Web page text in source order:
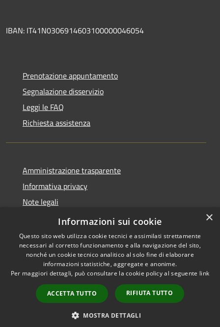
IBAN: IT41N0306914603100000046054
Prenotazione appuntamento
Segnalazione disservizio
Leggi le FAQ
Richiesta assistenza
Amministrazione trasparente
Informativa privacy
Note legali
Dichiarazione di accessibilità
Accessibilità
Copyright © 2026 • Comune di
Torre Cajetani • Powered by
Municipium•
Accesso
redazione
×
Informazioni sui cookie
Questo sito web utilizza cookie tecnici e assimilati strettamente
necessari al corretto funzionamento e alla navigazione del sito,
nonché un cookie tecnico analitico al solo fine di elaborare
informazioni statistiche, aggregate e anonime.
Per maggiori dettagli, può consultare la cookie policy al seguente link
ACCETTA TUTTO RIFIUTA TUTTO
MOSTRA DETTAGLI